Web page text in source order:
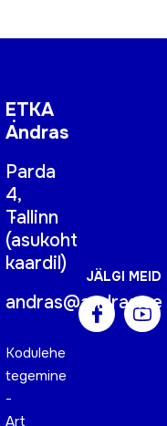
ETKA
Andras
Parda
4,
Tallinn
(asukoht
kaardil)
andras@andras.ee
Kodulehe
tegemine
-
Art
JÄLGI MEID